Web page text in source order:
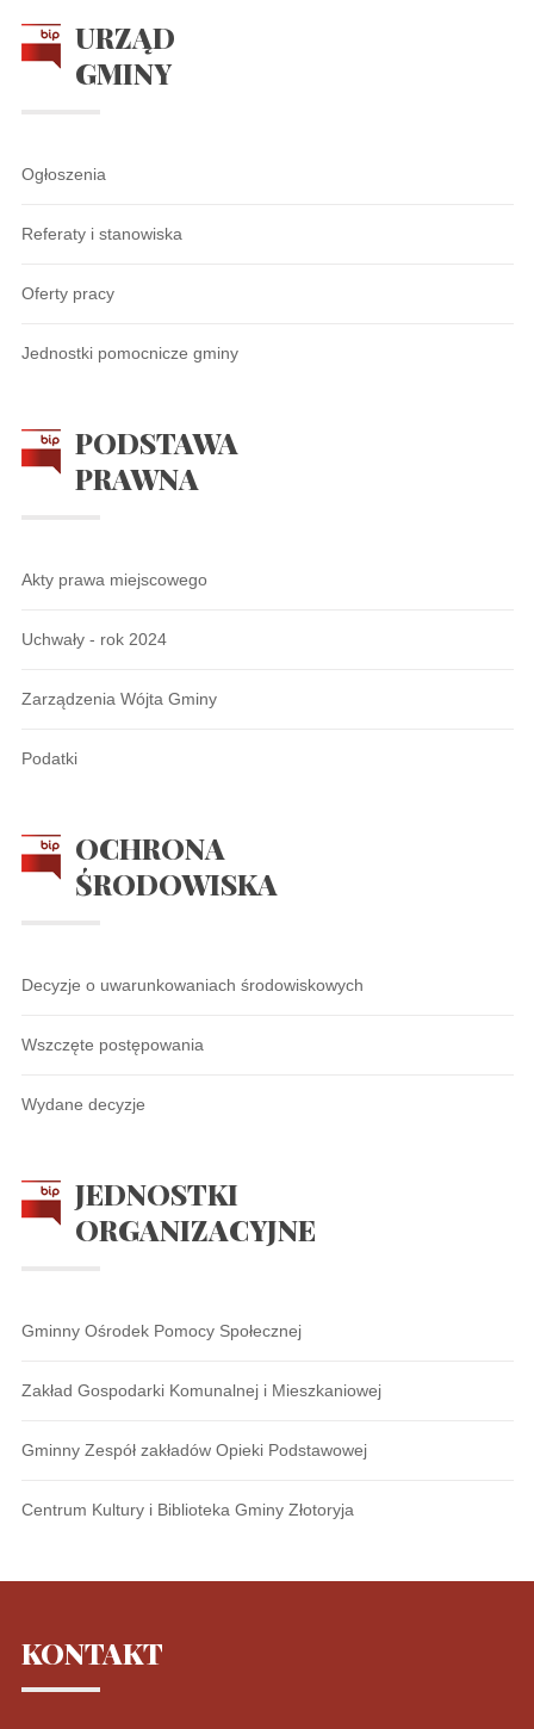
URZĄD
GMINY
Ogłoszenia
Referaty i stanowiska
Oferty pracy
Jednostki pomocnicze gminy
PODSTAWA
PRAWNA
Akty prawa miejscowego
Uchwały - rok 2024
Zarządzenia Wójta Gminy
Podatki
OCHRONA
ŚRODOWISKA
Decyzje o uwarunkowaniach środowiskowych
Wszczęte postępowania
Wydane decyzje
JEDNOSTKI
ORGANIZACYJNE
Gminny Ośrodek Pomocy Społecznej
Zakład Gospodarki Komunalnej i Mieszkaniowej
Gminny Zespół zakładów Opieki Podstawowej
Centrum Kultury i Biblioteka Gminy Złotoryja
KONTAKT